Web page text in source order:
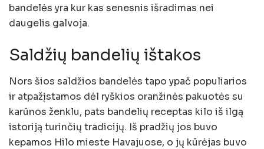
bandelės yra kur kas senesnis išradimas nei
daugelis galvoja.
Saldžių bandelių ištakos
Nors šios saldžios bandelės tapo ypač populiarios
ir atpažįstamos dėl ryškios oranžinės pakuotės su
karūnos ženklu, pats bandelių receptas kilo iš ilgą
istoriją turinčių tradicijų. Iš pradžių jos buvo
kepamos Hilo mieste Havajuose, o jų kūrėjas buvo